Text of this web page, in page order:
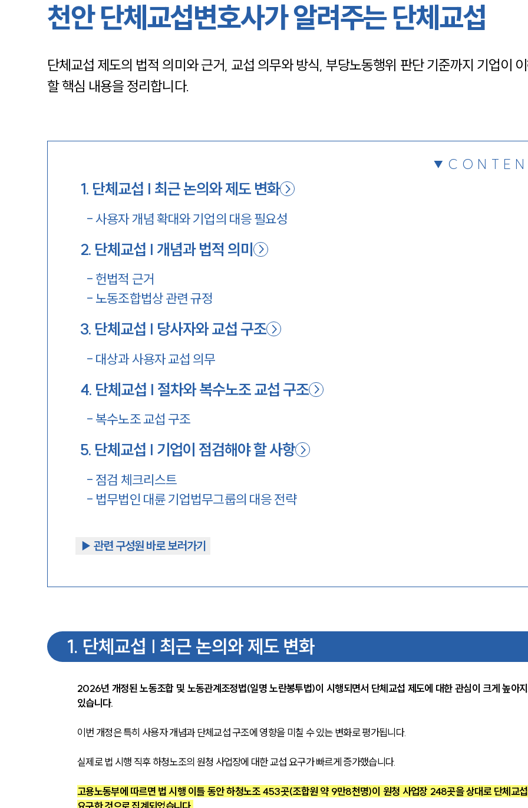
채용정보
천안 단체교섭변호사가 알려주는 단체교섭
단체교섭 제도의 법적 의미와 근거, 교섭 의무와 방식, 부당노동행위 판단 기준까지 기업이
할 핵심 내용을 정리합니다.
1. 단체교섭 | 최근 논의와 제도 변화
-사용자 개념 확대와 기업의 대응 필요성
2. 단체교섭 | 개념과 법적 의미
- 헌법적 근거
- 노동조합법상 관련 규정
3. 단체교섭 | 당사자와 교섭 구조
- 대상과 사용자 교섭 의무
4. 단체교섭 | 절차와 복수노조 교섭 구조
- 복수노조 교섭 구조
5. 단체교섭 | 기업이 점검해야 할 사항
- 점검 체크리스트
- 법무법인 대륜 기업법무그룹의 대응 전략
▶︎ 관련 구성원 바로 보러가기
1. 단체교섭 | 최근 논의와 제도 변화
2026년 개정된 노동조합 및 노동관계조정법(일명 노란봉투법)이 시행되면서 단체교섭 제도에 대한 관심이 크게 높아
있습니다.
이번 개정은 특히 사용자 개념과 단체교섭 구조에 영향을 미칠 수 있는 변화로 평가됩니다.
실제로 법 시행 직후 하청노조의 원청 사업장에 대한 교섭 요구가 빠르게 증가했습니다.
고용노동부에 따르면 법 시행 이틀 동안 하청노조 453곳(조합원 약 9만8천명)이 원청 사업장 248곳을 상대로 단체교